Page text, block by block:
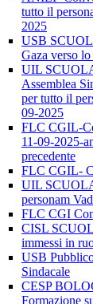
tutto il
2025
USB
Gaza verso
UIL
Assemblea
per tutto il
09-2025
FLC CGIL-
11-09-2025-
precedente
FLC CGIL-
UIL
personam
FLC CGI
CISL
immessi in
USB
Sindacale
CESP
Formazione